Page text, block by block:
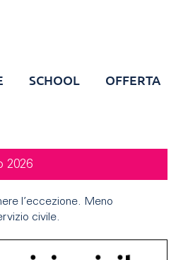
SCHOOL OFFERTA
2026
l’eccezione. Meno
civile.